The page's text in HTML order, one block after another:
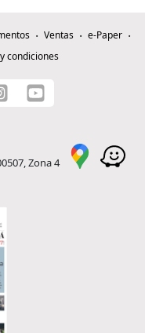
Ventas
e-Paper
condiciones
Zona 4